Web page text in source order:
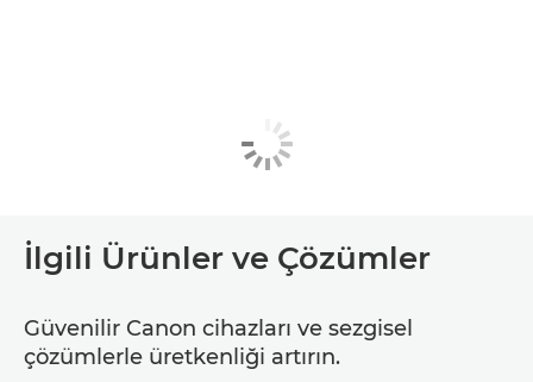
İlgili Ürünler ve Çözümler
Güvenilir Canon cihazları ve sezgisel
çözümlerle üretkenliği artırın.